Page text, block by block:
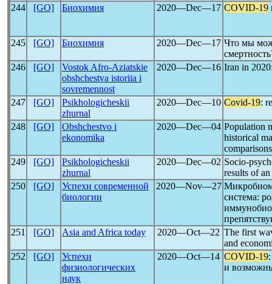
244 [GO] Биохимия 2020―Dec―17 COVID-19
245 [GO] Биохимия 2020―Dec―17 Что мы
246
[GO]
Vostok Afro-Aziatskie
obshchestva istoriia i
sovremennost
2020―Dec―16 Iran in
247 [GO]
Psikhologicheskii
zhurnal
2020―Dec―10 Covid-19:
248 [GO]
Obshchestvo i
ekonomika
2020―Dec―04 Population
historical
comparisons
249
[GO]
Psikhologicheskii
zhurnal
2020―Dec―02 Socio-
results of
250
[GO]
Успехи современной
биологии
2020―Nov―27
система:
251
[GO] Asia and Africa today 2020―Oct―22 The first
and
252
[GO]
Успехи
физиологических
наук
2020―Oct―14 COVID-19
и